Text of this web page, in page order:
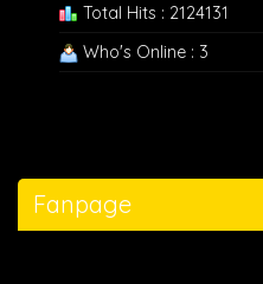
Total Hits : 2124131
Who's Online : 3
Fanpage